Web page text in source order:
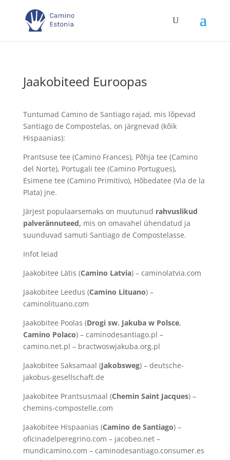
Jaakobiteed Euroopas
Tuntumad Camino de Santiago rajad, mis lõpevad
Santiago de Compostelas, on järgnevad (kõik
Hispaanias):
Prantsuse tee (Camino Frances), Põhja tee (Camino
del Norte), Portugali tee (Camino Portugues),
Esimene tee (Camino Primitivo), Hõbedatee (Via de la
Plata) jne.
Järjest populaarsemaks on muutunud rahvuslikud
palverännuteed, mis on omavahel ühendatud ja
suunduvad samuti Santiago de Compostelasse.
Infot leiad
Jaakobitee Lätis (Camino Latvia) – caminolatvia.com
Jaakobitee Leedus (Camino Lituano) –
caminolituano.com
Jaakobitee Poolas (Drogi sw. Jakuba w Polsce,
Camino Polaco) – caminodesantiago.pl –
camino.net.pl – bractwoswjakuba.org.pl
Jaakobitee Saksamaal (Jakobsweg) – deutsche-
jakobus-gesellschaft.de
Jaakobitee Prantsusmaal (Chemin Saint Jacques) –
chemins-compostelle.com
Jaakobitee Hispaanias (Camino de Santiago) –
oficinadelperegrino.com – jacobeo.net –
mundicamino.com – caminodesantiago.consumer.es